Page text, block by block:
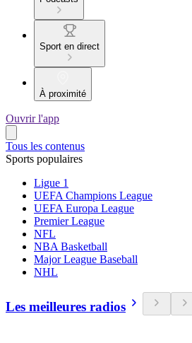
Sport en direct
À proximité
Ouvrir l'app
Tous les contenus
Sports populaires
Ligue 1
UEFA Champions League
UEFA Europa League
Premier League
NFL
NBA Basketball
Major League Baseball
NHL
Les meilleures radios